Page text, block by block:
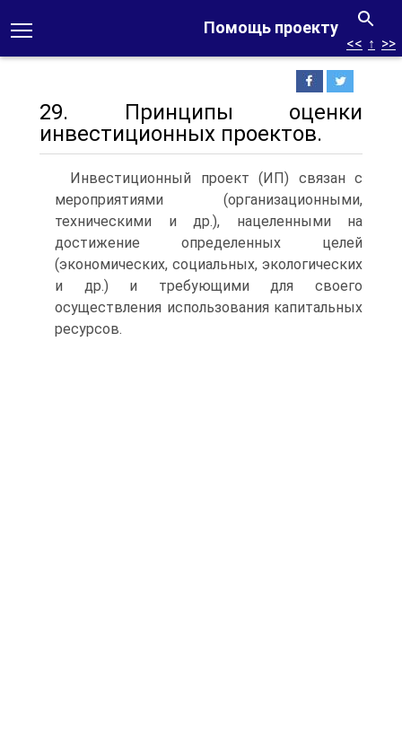
Помощь проекту
<< ↑ >>
29. Принципы оценки
инвестиционных проектов.
Инвестиционный проект (ИП) связан с
мероприятиями (организационными,
техническими и др.), нацеленными на
достижение определенных целей
(экономических, социальных, экологических
и др.) и требующими для своего
осуществления использования капитальных
ресурсов.